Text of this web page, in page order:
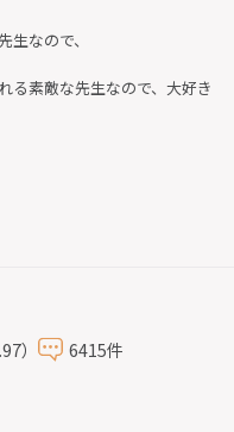
なので、
る素敵な先生なので、大好き
） 6415件